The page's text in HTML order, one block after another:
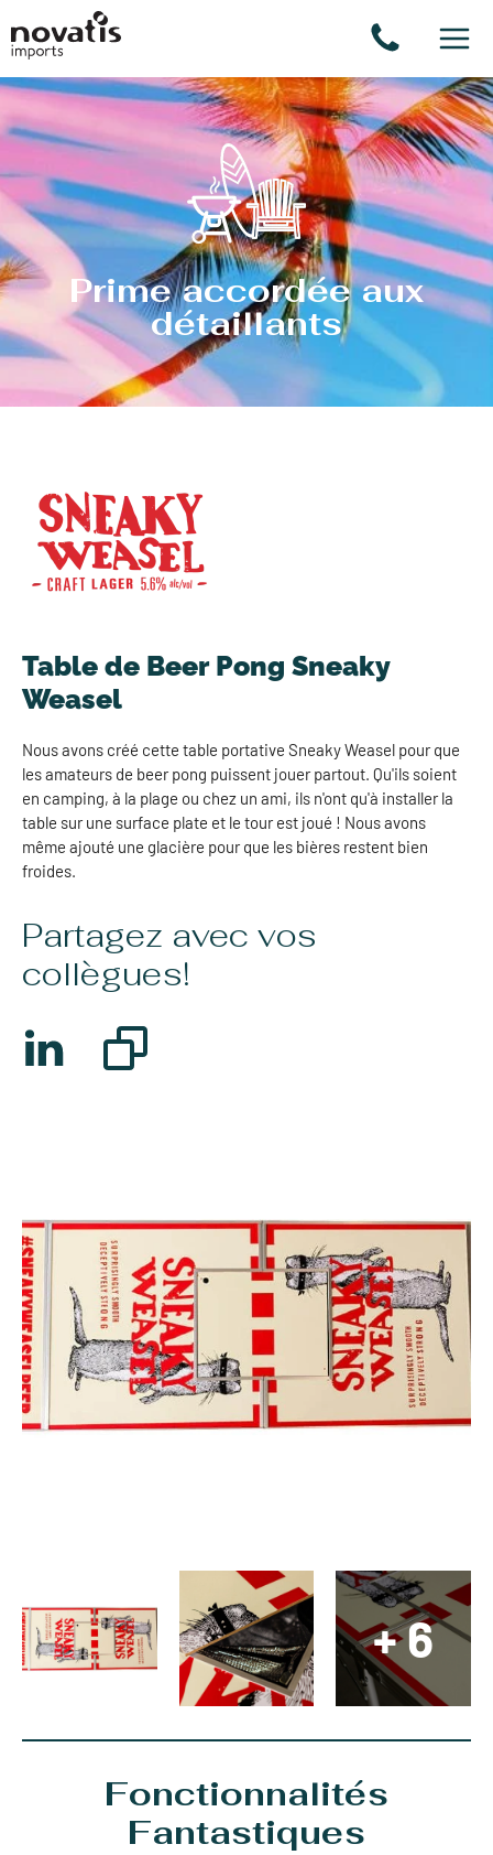
Panneau de gestion des cookies
Prime accordée aux
détaillants
+ 6
Table de Beer Pong Sneaky
Weasel
Nous avons créé cette table portative Sneaky Weasel pour que
les amateurs de beer pong puissent jouer partout. Qu'ils soient
en camping, à la plage ou chez un ami, ils n'ont qu'à installer la
table sur une surface plate et le tour est joué ! Nous avons
même ajouté une glacière pour que les bières restent bien
froides.
Partagez avec vos
collègues!
Fonctionnalités
Fantastiques